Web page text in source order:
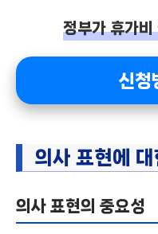
정부가 휴가
신청
의사 표현에
의사 표현의 중요성